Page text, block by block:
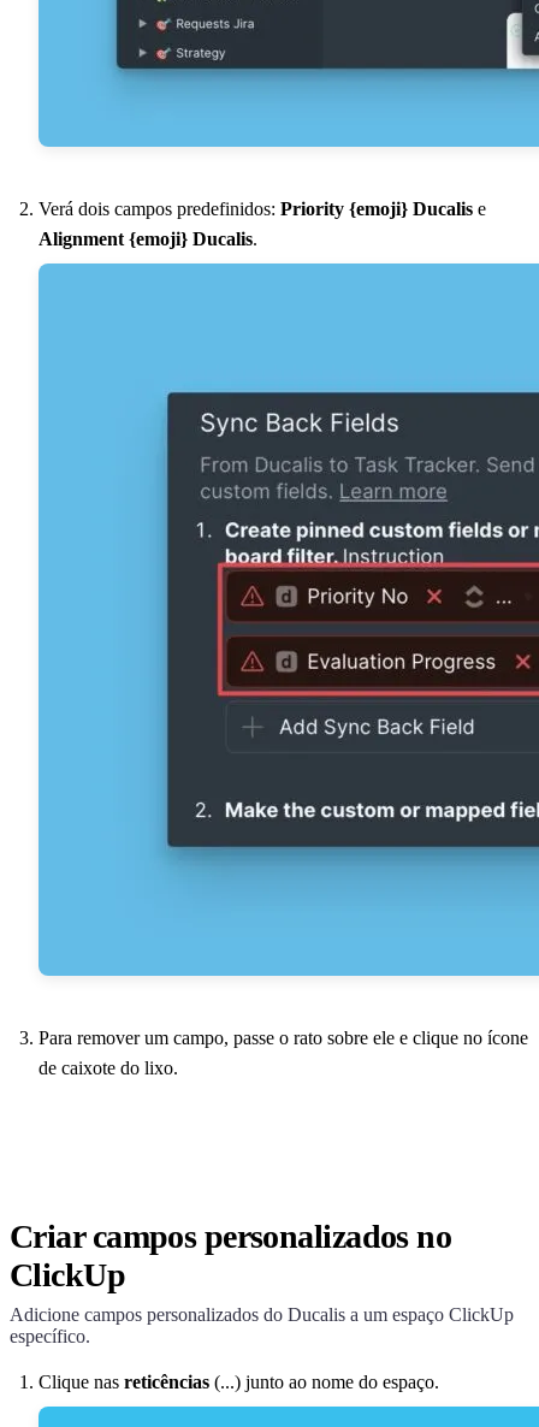
Verá dois campos predefinidos: Priority {emoji} Ducalis e
Alignment {emoji} Ducalis.
Para remover um campo, passe o rato sobre ele e clique no ícone
de caixote do lixo.
Criar campos personalizados no
ClickUp
Adicione campos personalizados do Ducalis a um espaço ClickUp
específico.
Clique nas reticências (...) junto ao nome do espaço.